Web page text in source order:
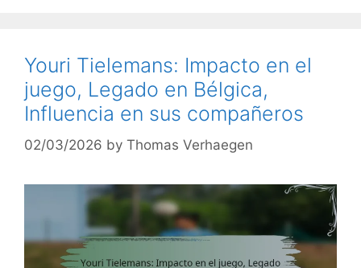
Youri Tielemans: Impacto en el
juego, Legado en Bélgica,
Influencia en sus compañeros
02/03/2026 by Thomas Verhaegen